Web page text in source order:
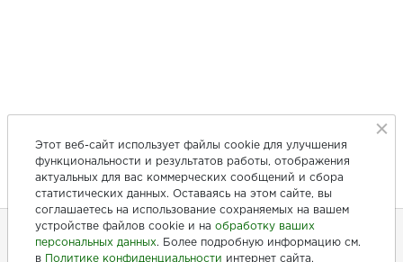
Этот веб-сайт использует файлы cookie для улучшения
функциональности и результатов работы, отображения
актуальных для вас коммерческих сообщений и сбора
статистических данных. Оставаясь на этом сайте, вы
соглашаетесь на использование сохраняемых на вашем
устройстве файлов cookie и на обработку ваших
персональных данных. Более подробную информацию см.
в
Политике конфиденциальности интернет сайта.